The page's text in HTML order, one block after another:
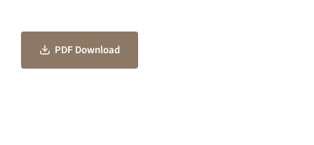
PDF Download